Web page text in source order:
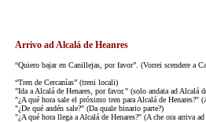
Arrivo ad Alcalá de Heanres
“Quiero bajar en Canillejas, por favor”. (Vorrei scendere a
“Tren de Cercanías” (treni locali)
"Ida a Alcalá de Henares, por favor." (solo andata ad Alcalá
"¿A qué hora sale el próximo tren para Alcalá de Henares?"
"¿De qué andén sale?" (Da quale binario parte?)
"¿A qué hora llega a Alcalá de Henares?" (A che ora arriva ad